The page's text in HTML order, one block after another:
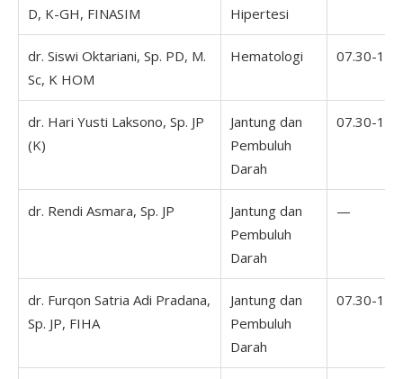
D, K-GH, FINASIM
Hipertesi
dr. Siswi Oktariani, Sp. PD, M.
Sc, K HOM
Hematologi 07.30-
dr. Hari Yusti Laksono, Sp. JP
(K)
Jantung dan
Pembuluh
Darah
07.30-
dr. Rendi Asmara, Sp. JP
Jantung dan
Pembuluh
Darah
—
dr. Furqon Satria Adi Pradana,
Sp. JP, FIHA
Jantung dan
Pembuluh
Darah
07.30-